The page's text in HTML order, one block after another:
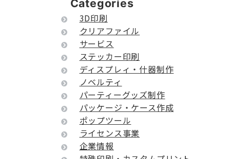
Categories
3D印刷
クリアファイル
サービス
ステッカー印刷
ディスプレィ・什器制作
ノベルティ
パーティーグッズ制作
パッケージ・ケース作成
ポップツール
ライセンス事業
企業情報